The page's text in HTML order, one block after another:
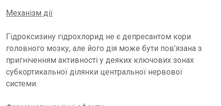
Механізм дії
Гідроксизину гідрохлорид не є депресантом кори
головного мозку, але його дія може бути пов’язана з
пригніченням активності у деяких ключових зонах
субкортикальної ділянки центральної нервової
системи.